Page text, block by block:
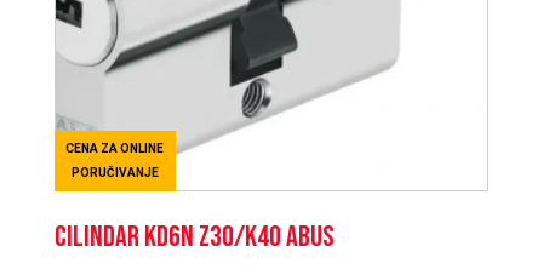
CENA ZA ONLINE
PORUČIVANJE
CILINDAR KD6N Z30/K40 ABUS